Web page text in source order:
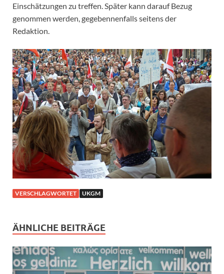
Einschätzungen zu treffen. Später kann darauf Bezug
genommen werden, gegebennenfalls seitens der
Redaktion.
VERSCHLAGWORTET UKGM
ÄHNLICHE BEITRÄGE